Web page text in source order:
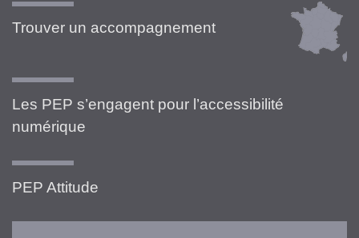
Trouver un accompagnement
Les PEP s’engagent pour l’accessibilité
numérique
PEP Attitude